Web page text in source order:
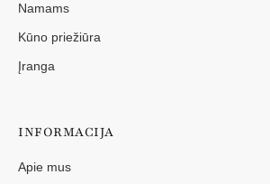
Namams
Kūno priežiūra
Įranga
INFORMACIJA
Apie mus